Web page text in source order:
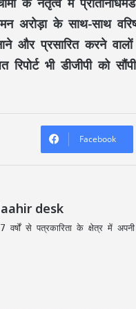
अरोड़ा के साथ-साथ
और प्रसारित करने
भी डीजीपी को
Facebook
desk
वर्षों से पत्रकारिता के क्षेत्र में